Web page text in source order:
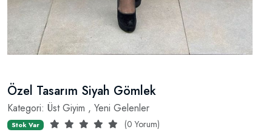
Özel Tasarım Siyah Gömlek
Kategori: Üst Giyim , Yeni Gelenler
Stok Var (0 Yorum)